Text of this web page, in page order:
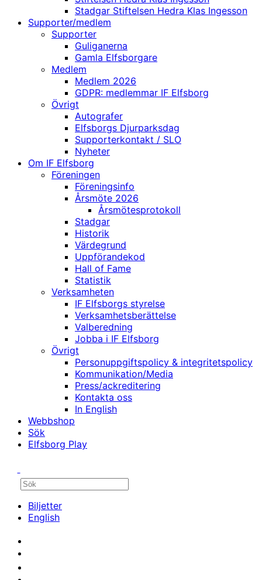
Stadgar Stiftelsen Hedra Klas Ingesson
Supporter/medlem
Supporter
Guliganerna
Gamla Elfsborgare
Medlem
Medlem 2026
GDPR: medlemmar IF Elfsborg
Övrigt
Autografer
Elfsborgs Djurparksdag
Supporterkontakt / SLO
Nyheter
Om IF Elfsborg
Föreningen
Föreningsinfo
Årsmöte 2026
Årsmötesprotokoll
Stadgar
Historik
Värdegrund
Uppförandekod
Hall of Fame
Statistik
Verksamheten
IF Elfsborgs styrelse
Verksamhetsberättelse
Valberedning
Jobba i IF Elfsborg
Övrigt
Personuppgiftspolicy & integritetspolicy
Kommunikation/Media
Press/ackreditering
Kontakta oss
In English
Webbshop
Sök
Elfsborg Play
Biljetter
English